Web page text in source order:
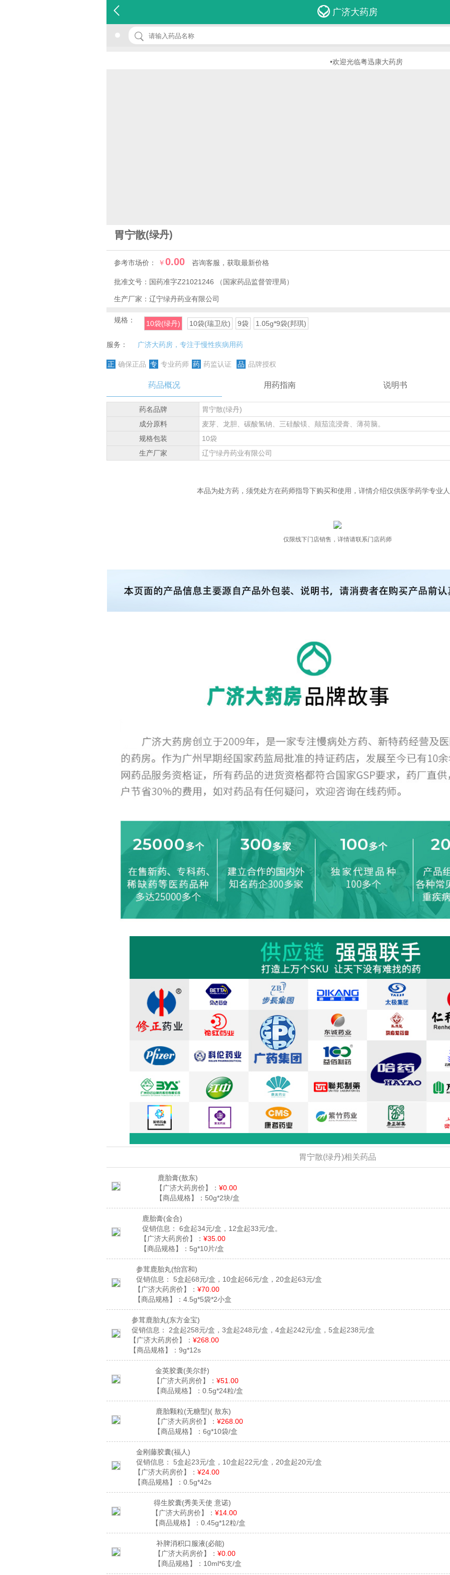
广济大药房
•欢迎光临粤迅康大药房
胃宁散(绿丹)
参考市场价： ￥0.00 咨询客服，获取最新价格
批准文号： 国药准字Z21021246 （国家药品监督管理局）
生产厂家： 辽宁绿丹药业有限公司
规格： 10袋(绿丹) 10袋(瑞卫欣) 9袋 1.05g*9袋(邦琪)
服务： 广济大药房，专注于慢性疾病用药
正 确保正品 专 专业药师 药 药监认证 品 品牌授权
药品概况 用药指南 说明书
药名品牌
胃宁散(绿丹)
成分原料
麦芽、龙胆、碳酸氢钠、三硅酸镁、颠茄流浸膏、薄荷脑。
规格包装
10袋
生产厂家
辽宁绿丹药业有限公司
本品为处方药，须凭处方在药师指导下购买和使用，详情介绍仅供医学药学专业
仅限线下门店销售，详情请联系门店药师
胃宁散(绿丹)相关药品
鹿胎膏(敖东)
【广济大药房价】： ¥0.00
【商品规格】： 50g*2块/盒
鹿胎膏(金合)
促销信息：
6盒起34元/盒，12盒起33元/盒。
【广济大药房价】： ¥35.00
【商品规格】： 5g*10片/盒
参茸鹿胎丸(怡宫和)
促销信息：
5盒起68元/盒，10盒起66元/盒，20盒起63元/盒
【广济大药房价】： ¥70.00
【商品规格】： 4.5g*5袋*2小盒
参茸鹿胎丸(东方金宝)
促销信息：
2盒起258元/盒，3盒起248元/盒，4盒起242元/盒，5盒起238元/盒
【广济大药房价】： ¥268.00
【商品规格】： 9g*12s
金英胶囊(美尔舒)
【广济大药房价】： ¥51.00
【商品规格】： 0.5g*24粒/盒
鹿胎颗粒(无糖型)( 敖东)
【广济大药房价】： ¥268.00
【商品规格】： 6g*10袋/盒
金刚藤胶囊(福人)
促销信息：
5盒起23元/盒，10盒起22元/盒，20盒起20元/盒
【广济大药房价】： ¥24.00
【商品规格】： 0.5g*42s
得生胶囊(秀美天使 意诺)
【广济大药房价】： ¥14.00
【商品规格】： 0.45g*12粒/盒
补脾消积口服液(必能)
【广济大药房价】： ¥0.00
【商品规格】： 10ml*6支/盒